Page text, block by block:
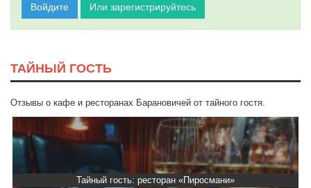
Войдите Или зарегистрируйтесь
ТАЙНЫЙ ГОСТЬ
Отзывы о кафе и ресторанах Барановичей от тайного гостя.
Тайный гость: ресторан «Пиросмани»